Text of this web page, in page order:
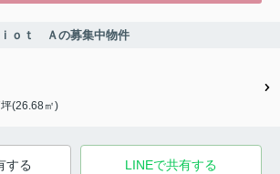
ｏｔ Ａの募集中物件
(26.68㎡)
する LINEで共有する